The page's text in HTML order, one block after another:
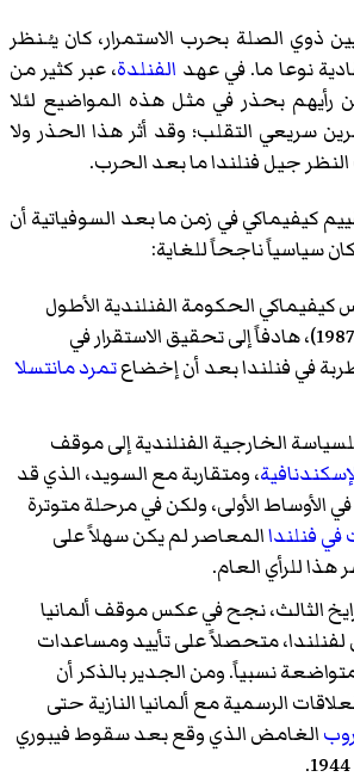
ذوي الصلة بحرب الاستمرار، كان يـُـنظر
نوعا ما. في عهد الفنلدة، عبر كثير من
عن رأيهم بحذر في مثل هذه المواضيع لئلا
سريعي التقلب؛ وقد أثر هذا الحذر ولا
جيل فنلندا ما بعد الحرب.
كيفيماكي في زمن ما بعد السوفياتية أن
سياسياً ناجحاً للغاية:
كيفيماكي الحكومة الفنلندية الأطول
عمراً (حتى عام 1987)، هادفاً إلى تحقيق الاستقرار في
في فنلندا بعد أن إخضاعتمرد مانتسلا
الخارجية الفنلندية إلى موقف
، ومتقاربة مع السويد، الذي قد
الأوساط الأولى، ولكن في مرحلة متوترة
في فنلنداالمعاصر لم يكن سهلاً على
هذا للرأي العام.
الثالث، نجح في عكس موقف ألمانيا
لفنلندا، متحصلاً على تأييد ومساعدات
نسبياً. ومن الجدير بالذكر أن
الرسمية مع ألمانيا النازية حتى
الغامض الذي وقع بعد سقوطفيبوري